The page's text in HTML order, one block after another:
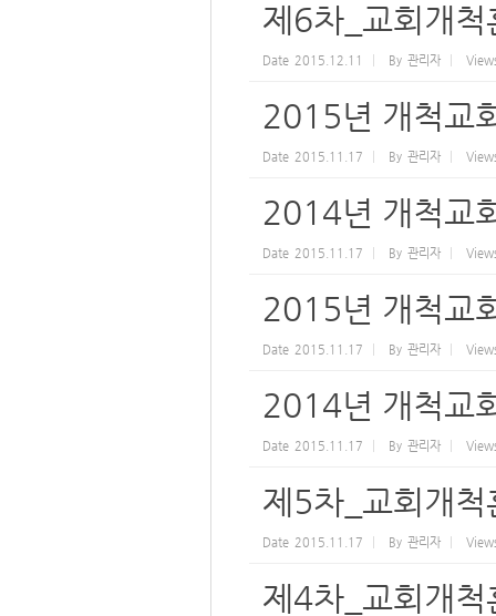
제6차_교회개척
Date 2015.12.11 By 관리자
2015년 개척교
Date 2015.11.17 By 관리자
2014년 개척교
Date 2015.11.17 By 관리자
2015년 개척교
Date 2015.11.17 By 관리자
2014년 개척교
Date 2015.11.17 By 관리자
제5차_교회개척
Date 2015.11.17 By 관리자
제4차_교회개척